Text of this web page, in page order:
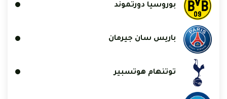
بوروسيا دورتموند
باريس سان جيرمان
توتنهام هوتسبير